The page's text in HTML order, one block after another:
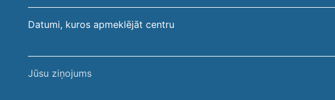
Datumi, kuros apmeklējāt centru
Jūsu